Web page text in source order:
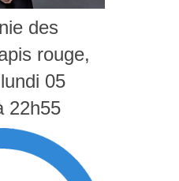
des
rouge,
05
22h55